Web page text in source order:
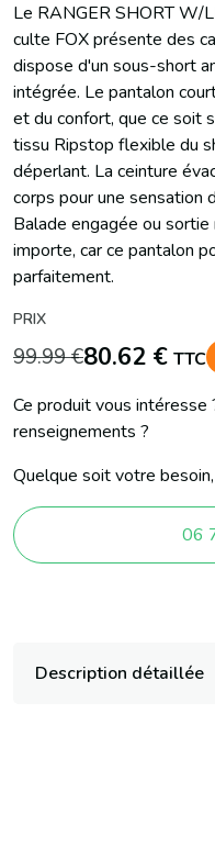
Le RANGER SHORT W/
culte FOX présente des
dispose d'un sous-short
intégrée. Le pantalon
et du confort, que ce soit
tissu Ripstop flexible du
déperlant. La ceinture
corps pour une sensation
Balade engagée ou
importe, car ce pantalon
parfaitement.
PRIX
99.99 €80.62 € TTC
Ce produit vous intéresse
renseignements ?
Quelque soit votre
06
Description détaillée